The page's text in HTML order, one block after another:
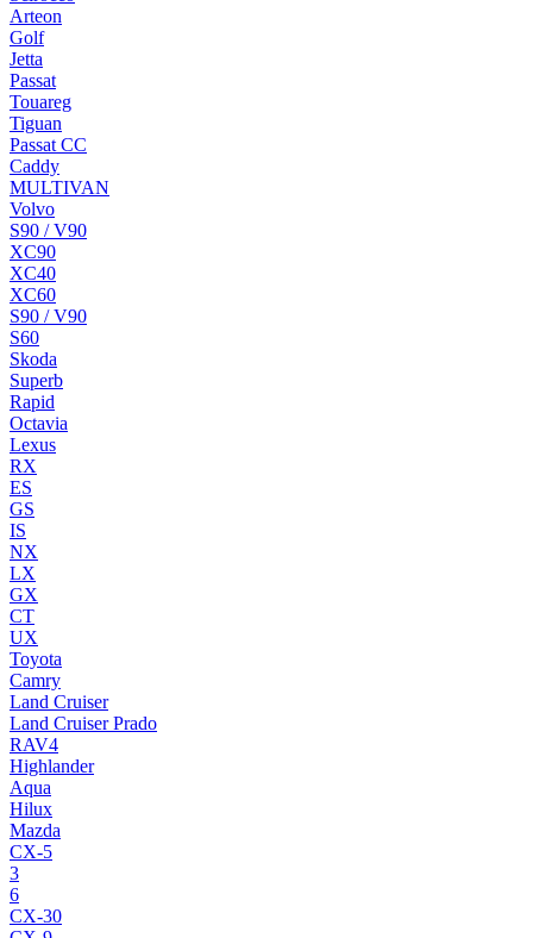
Arteon
Golf
Jetta
Passat
Touareg
Tiguan
Passat CC
Caddy
MULTIVAN
Volvo
S90 / V90
XC90
XC40
XC60
S90 / V90
S60
Skoda
Superb
Rapid
Octavia
Lexus
RX
ES
GS
IS
NX
LX
GX
CT
UX
Toyota
Camry
Land Cruiser
Land Cruiser Prado
RAV4
Highlander
Aqua
Hilux
Mazda
CX-5
3
6
CX-30